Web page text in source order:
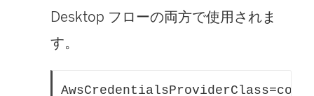
Desktop フローの両方で使用されま
す。